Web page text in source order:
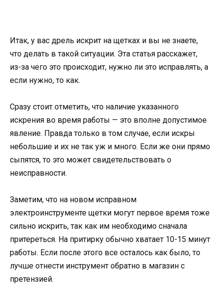
Итак, у вас дрель искрит на щетках и вы не знаете,
что делать в такой ситуации. Эта статья расскажет,
из-за чего это происходит, нужно ли это исправлять, а
если нужно, то как.
Сразу стоит отметить, что наличие указанного
искрения во время работы — это вполне допустимое
явление. Правда только в том случае, если искры
небольшие и их не так уж и много. Если же они прямо
сыпятся, то это может свидетельствовать о
неисправности.
Заметим, что на новом исправном
электроинструменте щетки могут первое время тоже
сильно искрить, так как им необходимо сначала
притереться. На притирку обычно хватает 10-15 минут
работы. Если после этого все осталось как было, то
лучше отнести инструмент обратно в магазин с
претензией.